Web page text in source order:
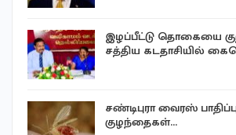
இழப்பீட்டு தொகையை
சத்திய கடதாசியில்
சண்டிபுரா வைரஸ்
குழந்தைகள்…